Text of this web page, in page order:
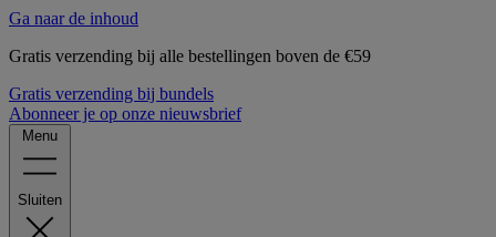
Ga naar de inhoud
Gratis verzending bij alle bestellingen boven de €59
Gratis verzending bij bundels
Abonneer je op onze nieuwsbrief
Menu
Sluiten